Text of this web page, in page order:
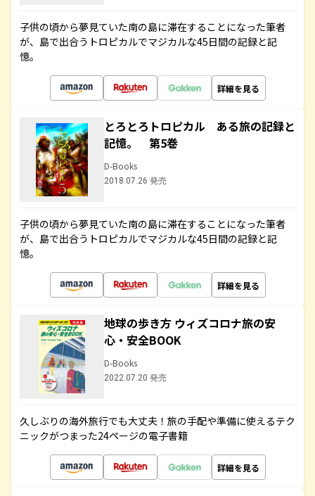
子供の頃から夢見ていた南の島に滞在することになった筆者
が、島で出合うトロピカルでマジカルな45日間の記録と記
憶。
詳細を見る
とろとろトロピカル ある旅の記録と
記憶。 第5巻
D-Books
2018.07.26 発売
子供の頃から夢見ていた南の島に滞在することになった筆者
が、島で出合うトロピカルでマジカルな45日間の記録と記
憶。
詳細を見る
地球の歩き方 ウィズコロナ旅の安
心・安全BOOK
D-Books
2022.07.20 発売
久しぶりの海外旅行でも大丈夫！旅の手配や準備に使えるテク
ニックがつまった24ページの電子書籍
詳細を見る